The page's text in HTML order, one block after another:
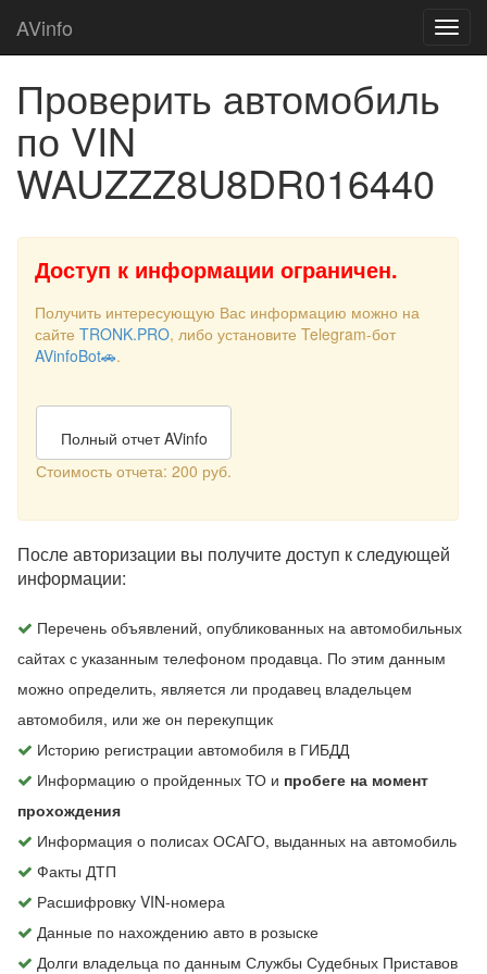
AVinfo
Проверить автомобиль
по VIN
WAUZZZ8U8DR016440
Доступ к информации ограничен.
Получить интересующую Вас информацию можно на
сайте TRONK.PRO, либо установите Telegram-бот
AVinfoBot🚗.
Полный отчет AVinfo
Стоимость отчета: 200 руб.
После авторизации вы получите доступ к следующей
информации:
Перечень объявлений, опубликованных на автомобильных
сайтах с указанным телефоном продавца. По этим данным
можно определить, является ли продавец владельцем
автомобиля, или же он перекупщик
Историю регистрации автомобиля в ГИБДД
Информацию о пройденных ТО и пробеге на момент
прохождения
Информация о полисах ОСАГО, выданных на автомобиль
Факты ДТП
Расшифровку VIN-номера
Данные по нахождению авто в розыске
Долги владельца по данным Службы Судебных Приставов